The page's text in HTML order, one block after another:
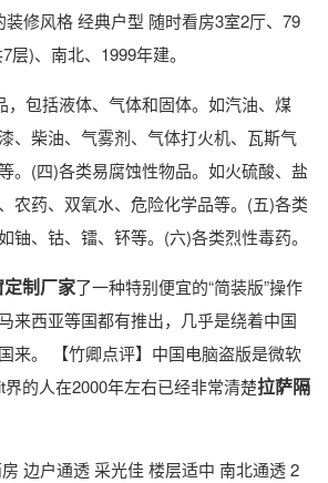
修风格 经典户型 随时看房3室2厅、79
)、南北、1999年建。
，包括液体、气体和固体。如汽油、煤
、柴油、气雾剂、气体打火机、瓦斯气
。(四)各类易腐蚀性物品。如火硫酸、盐
农药、双氧水、危险化学品等。(五)各类
铀、钴、镭、钚等。(六)各类烈性毒药。
制厂家了一种特别便宜的“简装版”操作
来西亚等国都有推出，几乎是绕着中国
来。 【竹卿点评】中国电脑盗版是微软
的人在2000年左右已经非常清楚拉萨隔
边户通透 采光佳 楼层适中 南北通透 2